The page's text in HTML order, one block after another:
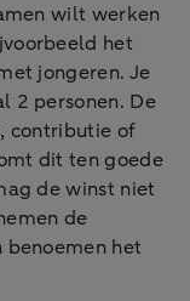
wilt werken
het
jongeren. Je
2 personen. De
contributie of
dit ten goede
de winst niet
de
het